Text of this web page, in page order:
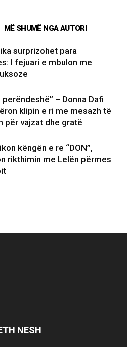
MË SHUMË NGA AUTORI
surprizohet para
I fejuari e mbulon me
perëndeshë” – Donna Dafi
klipin e ri me mesazh të
për vajzat dhe gratë
këngën e re “DON”,
rikthimin me Lelën përmes
NESH